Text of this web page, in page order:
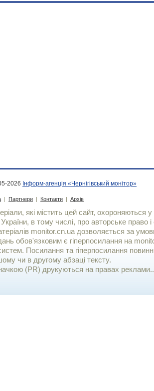
2026 Інформ-агенція «Чернігівський монітор»
| Партнери | Контакти | Архів
які містить цей сайт, охороняються у
в тому числі, про авторське право і
monitor.cn.ua дозволяється за
обов'язковим є гiперпосилання на
Посилання та гіперпосилання
чи в другому абзаці тексту.
(PR) друкуються на правах реклами..